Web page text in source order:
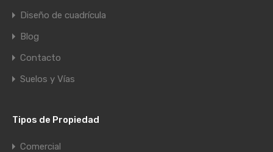
Diseño de cuadrícula
Blog
Contacto
Suelos y Vías
Tipos de Propiedad
Comercial